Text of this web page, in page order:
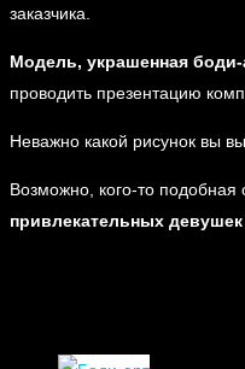
заказчика.
Модель, украшенная
проводить презентацию
Неважно какой рисунок вы
Возможно, кого-то подобная
привлекательных